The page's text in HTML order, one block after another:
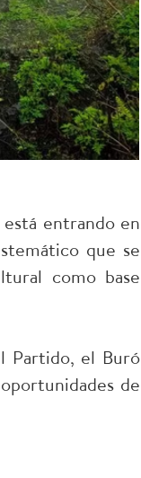
entrando en
que se
como base
Partido, el Buró
de